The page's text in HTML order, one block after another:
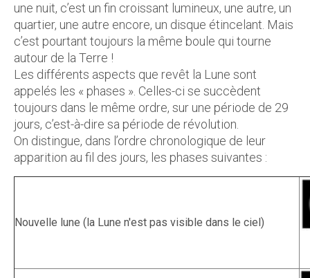
une nuit, c’est un fin croissant lumineux, une autre, un
quartier, une autre encore, un disque étincelant. Mais
c’est pourtant toujours la même boule qui tourne
autour de la Terre !
Les différents aspects que revêt la Lune sont
appelés les « phases ». Celles-ci se succèdent
toujours dans le même ordre, sur une période de 29
jours, c’est-à-dire sa période de révolution.
On distingue, dans l’ordre chronologique de leur
apparition au fil des jours, les phases suivantes :
Nouvelle lune (la Lune n'est pas visible dans le ciel)